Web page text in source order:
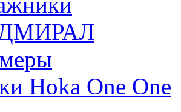
Hoka One One